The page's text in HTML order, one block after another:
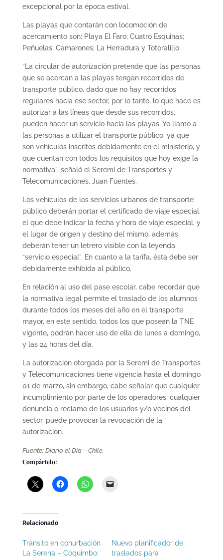
excepcional por la época estival.
Las playas que contarán con locomoción de
acercamiento son; Playa El Faro; Cuatro Esquinas;
Peñuelas; Camarones; La Herradura y Totoralillo.
“La circular de autorización pretende que las personas
que se acercan a las playas tengan recorridos de
transporte público, dado que no hay recorridos
regulares hacia ese sector, por lo tanto, lo que hace es
autorizar a las líneas que desde sus recorridos,
pueden hacer un servicio hacia las playas. Yo llamo a
las personas a utilizar el transporte público, ya que
son vehículos inscritos debidamente en el ministerio, y
que cuentan con todos los requisitos que hoy exige la
normativa”, señaló el Seremi de Transportes y
Telecomunicaciones, Juan Fuentes.
Los vehículos de los servicios urbanos de transporte
público deberán portar el certificado de viaje especial,
el que debe indicar la fecha y hora de viaje especial, y
el lugar de origen y destino del mismo, además
deberán tener un letrero visible con la leyenda
“servicio especial”. En cuanto a la tarifa, ésta debe ser
debidamente exhibida al público.
En relación al uso del pase escolar, cabe recordar que
la normativa legal permite el traslado de los alumnos
durante todos los meses del año en el transporte
mayor, en este sentido, todos los que posean la TNE
vigente, podrán hacer uso de ella de lunes a domingo,
y las 24 horas del día.
La autorización otorgada por la Seremi de Transportes
y Telecomunicaciones tiene vigencia hasta el domingo
01 de marzo, sin embargo, cabe señalar que cualquier
incumplimiento por parte de los operadores, cualquier
denuncia o reclamo de los usuarios y/o vecinos del
sector, puede provocar la revocación de la
autorización.
Fuente: Diario el Día – Chile.
Compártelo:
Relacionado
Tránsito en conurbación
La Serena – Coquimbo:
Nuevo planificador de
traslados para